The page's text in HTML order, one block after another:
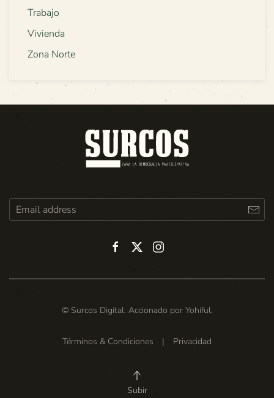
Trabajo
Vivienda
Zona Norte
© Surcos Digital. Accionado por Yohiful.
Términos & Condiciones | Privacidad
Subir